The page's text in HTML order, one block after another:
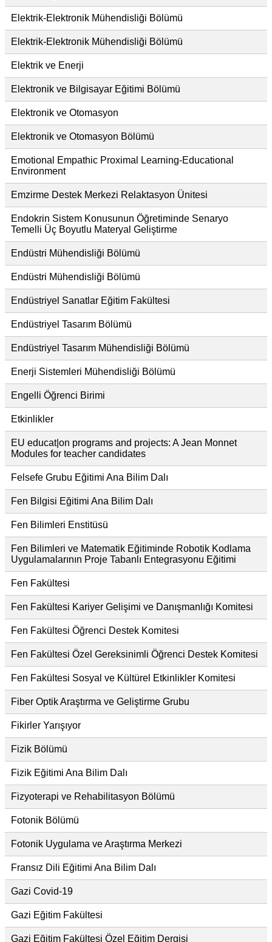
Elektrik-Elektronik Mühendisliği Bölümü
Elektrik-Elektronik Mühendisliği Bölümü
Elektrik ve Enerji
Elektronik ve Bilgisayar Eğitimi Bölümü
Elektronik ve Otomasyon
Elektronik ve Otomasyon Bölümü
Emotional Empathic Proximal Learning-Educational
Environment
Emzirme Destek Merkezi Relaktasyon Ünitesi
Endokrin Sistem Konusunun Öğretiminde Senaryo
Temelli Üç Boyutlu Materyal Geliştirme
Endüstri Mühendisliği Bölümü
Endüstri Mühendisliği Bölümü
Endüstriyel Sanatlar Eğitim Fakültesi
Endüstriyel Tasarım Bölümü
Endüstriyel Tasarım Mühendisliği Bölümü
Enerji Sistemleri Mühendisliği Bölümü
Engelli Öğrenci Birimi
Etkinlikler
EU educat|on programs and projects: A Jean Monnet
Modules for teacher candidates
Felsefe Grubu Eğitimi Ana Bilim Dalı
Fen Bilgisi Eğitimi Ana Bilim Dalı
Fen Bilimleri Enstitüsü
Fen Bilimleri ve Matematik Eğitiminde Robotik Kodlama
Uygulamalarının Proje Tabanlı Entegrasyonu Eğitimi
Fen Fakültesi
Fen Fakültesi Kariyer Gelişimi ve Danışmanlığı Komitesi
Fen Fakültesi Öğrenci Destek Komitesi
Fen Fakültesi Özel Gereksinimli Öğrenci Destek Komitesi
Fen Fakültesi Sosyal ve Kültürel Etkinlikler Komitesi
Fiber Optik Araştırma ve Geliştirme Grubu
Fikirler Yarışıyor
Fizik Bölümü
Fizik Eğitimi Ana Bilim Dalı
Fizyoterapi ve Rehabilitasyon Bölümü
Fotonik Bölümü
Fotonik Uygulama ve Araştırma Merkezi
Fransız Dili Eğitimi Ana Bilim Dalı
Gazi Covid-19
Gazi Eğitim Fakültesi
Gazi Eğitim Fakültesi Özel Eğitim Dergisi